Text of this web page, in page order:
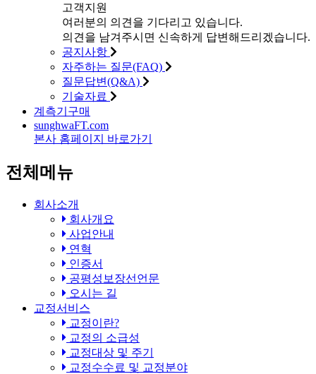
고객지원
여러분의 의견을 기다리고 있습니다.
의견을 남겨주시면 신속하게 답변해드리겠습니다.
공지사항
자주하는 질문(FAQ)
질문답변(Q&A)
기술자료
계측기구매
sunghwaFT.com
본사 홈페이지 바로가기
전체메뉴
회사소개
회사개요
사업안내
연혁
인증서
공평성보장선언문
오시는 길
교정서비스
교정이란?
교정의 소급성
교정대상 및 주기
교정수수료 및 교정분야